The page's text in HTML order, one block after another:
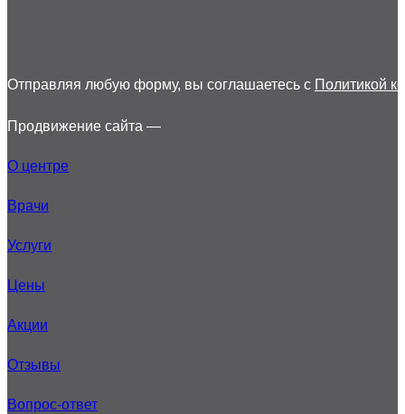
Отправляя любую форму, вы соглашаетесь с Политикой
Продвижение сайта —
О центре
Врачи
Услуги
Цены
Акции
Отзывы
Вопрос-ответ